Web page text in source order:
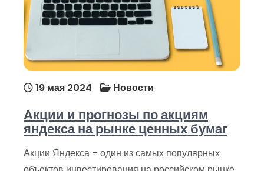
19 мая 2024 Новости
Акции и прогнозы по акциям
яндекса на рынке ценных бумаг
Акции Яндекса – один из самых популярных